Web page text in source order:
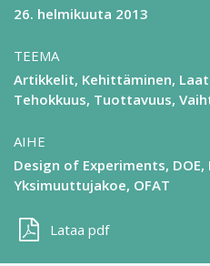
26. helmikuuta 2013
TEEMA
Artikkelit Kehittäminen
Tehokkuus Tuottavuus
AIHE
Design of Experiments, DOE
Yksimuuttujakoe, OFAT
Lataa pdf